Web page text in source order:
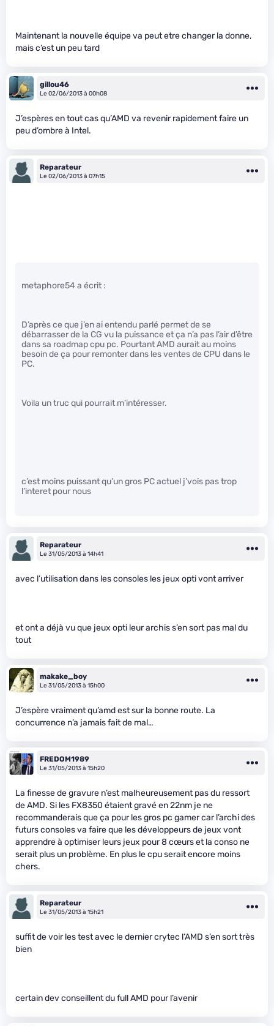
Maintenant la nouvelle équipe va peut etre changer la donne,
mais c’est un peu tard
gillou46
Le 02/06/2013 à 00h08
J’espères en tout cas qu’AMD va revenir rapidement faire un
peu d’ombre à Intel.
Reparateur
Le 02/06/2013 à 07h15
metaphore54 a écrit :
D’après ce que j’en ai entendu parlé permet de se
débarrasser de la CG vu la puissance et ça n’a pas l’air d’être
dans sa roadmap cpu pc. Pourtant AMD aurait au moins
besoin de ça pour remonter dans les ventes de CPU dans le
PC.
Voila un truc qui pourrait m’intéresser.
c’est moins puissant qu’un gros PC actuel j’vois pas trop
l’interet pour nous
Reparateur
Le 31/05/2013 à 14h41
avec l’utilisation dans les consoles les jeux opti vont arriver
et ont a déjà vu que jeux opti leur archis s’en sort pas mal du
tout
makake_boy
Le 31/05/2013 à 15h00
J’espère vraiment qu’amd est sur la bonne route. La
concurrence n’a jamais fait de mal…
FREDOM1989
Le 31/05/2013 à 15h20
La finesse de gravure n’est malheureusement pas du ressort
de AMD. Si les FX8350 étaient gravé en 22nm je ne
recommanderais que ça pour les gros pc gamer car l’archi des
futurs consoles va faire que les développeurs de jeux vont
apprendre à optimiser leurs jeux pour 8 cœurs et la conso ne
serait plus un problème. En plus le cpu serait encore moins
chers.
Reparateur
Le 31/05/2013 à 15h21
suffit de voir les test avec le dernier crytec l’AMD s’en sort très
bien
certain dev conseillent du full AMD pour l’avenir